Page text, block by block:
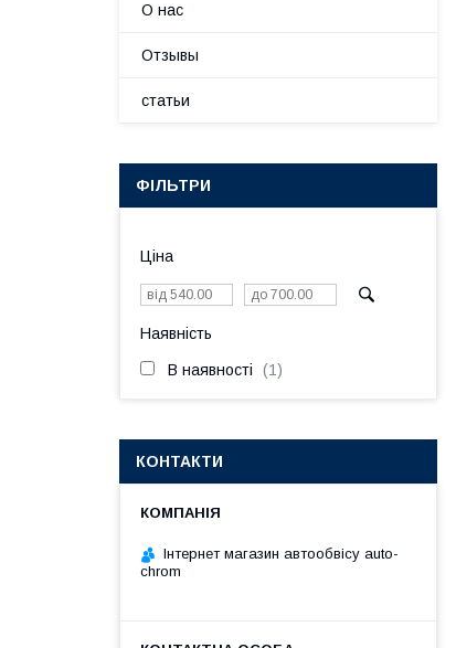
О нас
Отзывы
статьи
ФІЛЬТРИ
Ціна
Наявність
В наявності 1
КОНТАКТИ
Інтернет магазин автообвісу auto-
chrom